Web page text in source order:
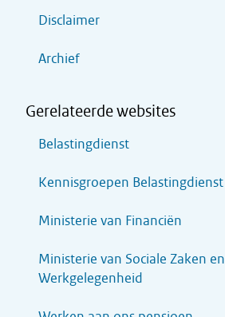
Disclaimer
Archief
Gerelateerde websites
Belastingdienst
Kennisgroepen Belastingdienst
Ministerie van Financiën
Ministerie van Sociale Zaken en
Werkgelegenheid